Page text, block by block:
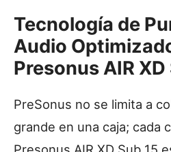
Tecnología de
Audio
Presonus AIR XD
PreSonus no se limita a
grande en una caja; cada
Presonus AIR XD Sub 15